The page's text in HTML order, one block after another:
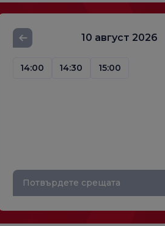
10 август 2026
14:00 14:30 15:00
Потвърдете срещата